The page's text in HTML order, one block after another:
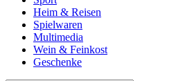
Heim & Reisen
Spielwaren
Multimedia
Wein & Feinkost
Geschenke